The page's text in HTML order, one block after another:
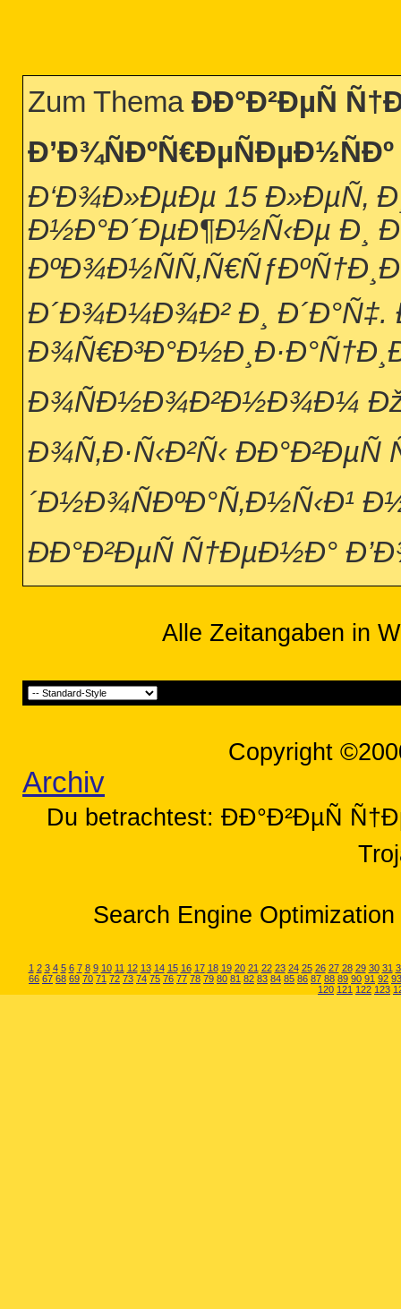
Zum Thema ÐÐ°Ð²ÐµÑ
Ð’Ð¾ÑÐºÑ€ÐµÑÐµÐ½ÑÐº
Ð‘Ð¾Ð»ÐµÐµ 15 Ð»ÐµÑ‚
Ð½Ð°Ð´ÐµÐ¶Ð½Ñ‹Ðµ Ð¸
Ð´Ð¾Ð¼Ð¾Ð² Ð¸ Ð´Ð°Ñ‡.
Ð¾ÑÐ½Ð¾Ð²Ð½Ð¾Ð¼
Ð¾Ñ‚Ð·Ñ‹Ð²Ñ‹
´Ð½Ð¾ÑÐºÐ°Ñ‚Ð½Ñ‹Ð¹
ÐÐ°Ð²ÐµÑ Ñ†ÐµÐ½Ð°
Alle Zeitangaben in
Copyright
Archiv
Du betrachtest: ÐÐ°Ð²ÐµÑ
Search Engine
1 2 3 4 5 6 7 8 9 10 11 12 13 14 15 16 17 18 19 20 21 22 23 24 25 26 27 28 29 30 31
66 67 68 69 70 71 72 73 74 75 76 77 78 79 80 81 82 83 84 85 86 87 88 89 90 91 92 93
120 121 122 123